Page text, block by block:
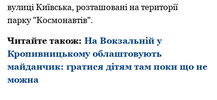
вулиці Київська, розташовані на території
парку "Космонавтів".
Читайте також: На Вокзальній у
Кропивницькому облаштовують
майданчик: гратися дітям там поки що не
можна